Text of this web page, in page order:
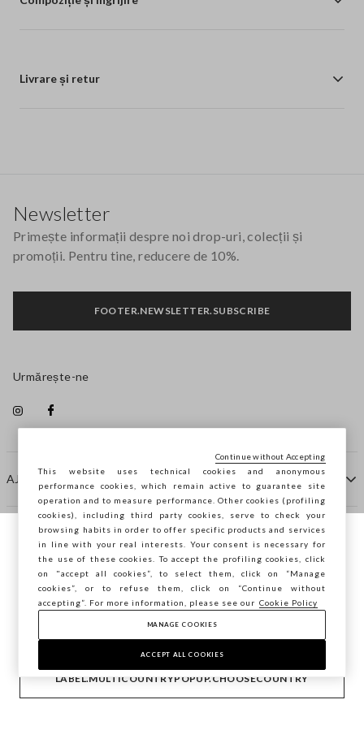
Livrare și retur
AJUTOR
COMPANIE
CONTACTE
Newsletter
Primește informații despre noi drop-uri, colecții și
promoții. Pentru tine, reducere de 10%.
FOOTER.NEWSLETTER.SUBSCRIBE
Urmărește-ne
Copyright © Ovs S.p.A. P.Iva 04240010274 - Cap. Soc.
290.923.470 -2.4.0
Navighezi pe STEFANEL Italia, vrei să
salvezi locația ta?
CONFIRMĂ
LABEL.MULTICOUNTRYPOPUP.CHOOSECOUNTRY
footer.item.country România
This website uses technical cookies and anonymous
performance cookies, which remain active to guarantee site
operation and to measure performance. Other cookies (profiling
cookies), including third party cookies, serve to check your
browsing habits in order to offer specific products and services
in line with your real interests. Your consent is necessary for
the use of these cookies. To accept the profiling cookies, click
on "accept all cookies”, to select them, click on “Manage
cookies”, or to refuse them, click on “Continue without
accepting”. For more information, please see our Cookie Policy
MANAGE COOKIES
ACCEPT ALL COOKIES
Continue without Accepting